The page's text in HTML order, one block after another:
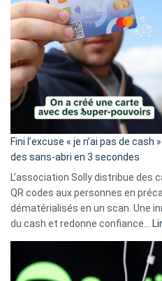
Fini l’excuse « je n’ai pas de
des sans-abri en 3 secondes
L’association Solly distribue des
QR codes aux personnes en
dématérialisés en un scan. Une
du cash et redonne confiance…